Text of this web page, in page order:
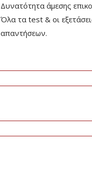
Δυνατότητα άμεσης
Όλα τα test & οι
απαντήσεων.